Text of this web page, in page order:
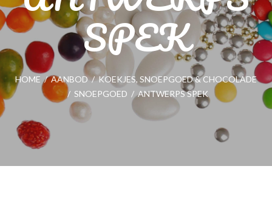
SPEK
HOME / AANBOD / KOEKJES, SNOEPGOED & CHOCOLADE
/ SNOEPGOED / ANTWERPS SPEK